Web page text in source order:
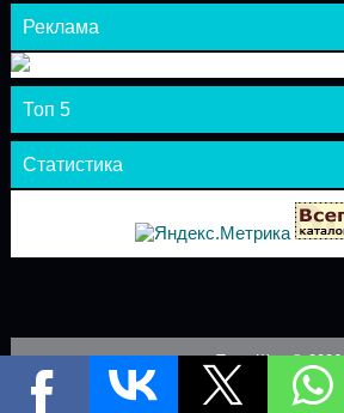
Реклама
Топ 5
Статистика
Теле-Шоу © 2026